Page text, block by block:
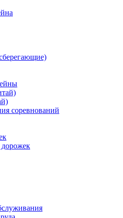
соревнований
дорожек